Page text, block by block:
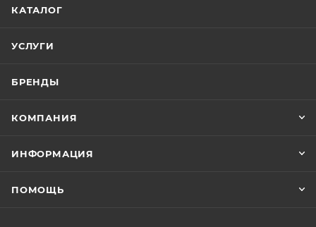
КАТАЛОГ
УСЛУГИ
БРЕНДЫ
КОМПАНИЯ
ИНФОРМАЦИЯ
ПОМОЩЬ